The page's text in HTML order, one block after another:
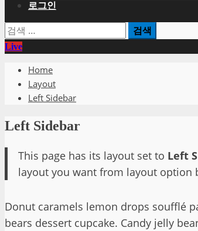
로그인
검
색:
Live
Home
Layout
Left Sidebar
Left Sidebar
This page has its layout set to Left
layout you want from layout option
Donut caramels lemon drops soufflé
bears dessert cupcake. Candy jelly